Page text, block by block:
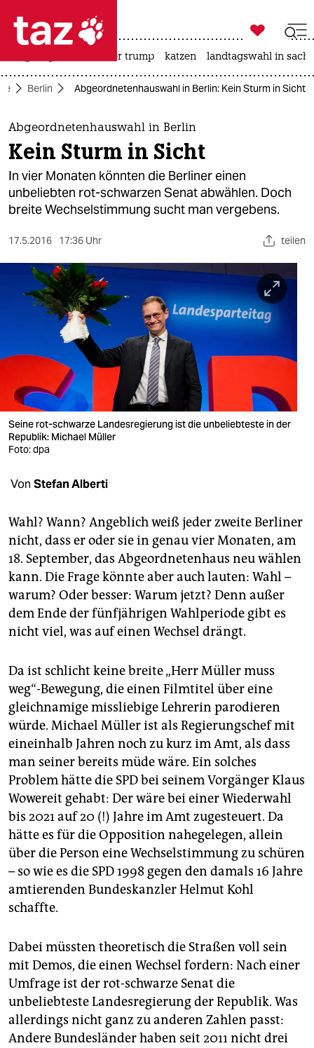
 taz zahl ich
taz zahl ich
themen
politik
öko
sport
wahrheit
verlag
verlag
shop
fragen & hilfe
unterstützen
abo
genossenschaft
epaper login

taz zahl ich
usa unter trump katzen landtagswahl in
Berlin Abgeordnetenhauswahl in Berlin: Kein Sturm in Sicht
Abgeordnetenhauswahl in Berlin
Kein Sturm in Sicht
In vier Monaten könnten die Berliner einen
unbeliebten rot-schwarzen Senat abwählen. Doch
breite Wechselstimmung sucht man vergebens.
17.5.2016 17:36 Uhr teilen
Seine rot-schwarze Landesregierung ist die unbeliebteste in der
Republik: Michael Müller
Foto: dpa
Von Stefan Alberti
Wahl? Wann? Angeblich weiß jeder zweite Berliner
nicht, dass er oder sie in genau vier Monaten, am
18. September, das Abgeordnetenhaus neu wählen
kann. Die Frage könnte aber auch lauten: Wahl –
warum? Oder besser: Warum jetzt? Denn außer
dem Ende der fünfjährigen Wahlperiode gibt es
nicht viel, was auf einen Wechsel drängt.
Da ist schlicht keine breite „Herr Müller muss
weg“-Bewegung, die einen Filmtitel über eine
gleichnamige missliebige Lehrerin parodieren
würde. Michael Müller ist als Regierungschef mit
eineinhalb Jahren noch zu kurz im Amt, als dass
man seiner bereits müde wäre. Ein solches
Problem hätte die SPD bei seinem Vorgänger Klaus
Wowereit gehabt: Der wäre bei einer Wiederwahl
bis 2021 auf 20 (!) Jahre im Amt zugesteuert. Da
hätte es für die Opposition nahegelegen, allein
über die Person eine Wechselstimmung zu schüren
– so wie es die SPD 1998 gegen den damals 16 Jahre
amtierenden Bundeskanzler Helmut Kohl
schaffte.
Dabei müssten theoretisch die Straßen voll sein
mit Demos, die einen Wechsel fordern: Nach einer
Umfrage ist der rot-schwarze Senat die
unbeliebteste Landesregierung der Republik. Was
allerdings nicht ganz zu anderen Zahlen passt:
Andere Bundesländer haben seit 2011 nicht drei